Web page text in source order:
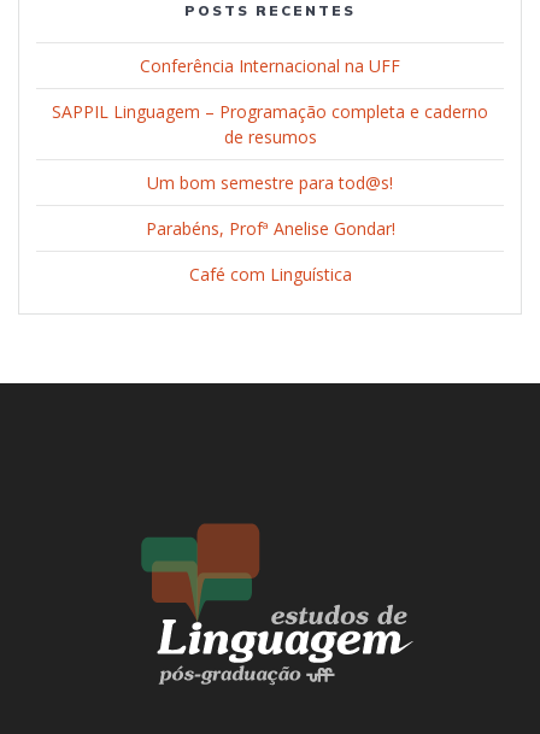
POSTS RECENTES
Conferência Internacional na UFF
SAPPIL Linguagem – Programação completa e caderno
de resumos
Um bom semestre para tod@s!
Parabéns, Profª Anelise Gondar!
Café com Linguística